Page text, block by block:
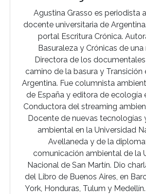
Agustina Grasso es periodista
docente universitaria de
portal Escritura Crónica.
Basuraleza y Crónicas de una
Directora de los
camino de la basura y Transición
Argentina. Fue columnista
de España y editora de ecología
Conductora del streaming
Docente de nuevas tecnologías
ambiental en la Universidad
Avellaneda y de la
comunicación ambiental de la
Nacional de San Martín. Dio
del Libro de Buenos Aires, en
York, Honduras, Tulum y